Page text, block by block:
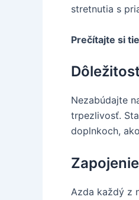
stretnutia s
Prečítajte si
Nezabúdajte
trpezlivosť.
doplnkoch,
Azda každý z